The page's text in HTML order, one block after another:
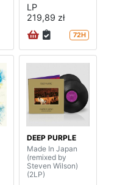
LP
219,89 zł
72H
DEEP PURPLE
Made In Japan
(remixed by
Steven Wilson)
(2LP)